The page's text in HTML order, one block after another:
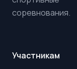
соревнования.
Участникам